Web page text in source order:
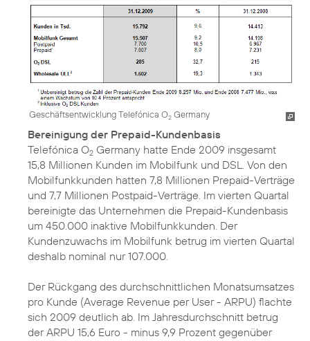
Geschäftsentwicklung Telefónica O2 Germany
Bereinigung der Prepaid-Kundenbasis
Telefónica O2 Germany hatte Ende 2009 insgesamt
15,8 Millionen Kunden im Mobilfunk und DSL. Von den
Mobilfunkkunden hatten 7,8 Millionen Prepaid-Verträge
und 7,7 Millionen Postpaid-Verträge. Im vierten Quartal
bereinigte das Unternehmen die Prepaid-Kundenbasis
um 450.000 inaktive Mobilfunkkunden. Der
Kundenzuwachs im Mobilfunk betrug im vierten Quartal
deshalb nominal nur 107.000.
Der Rückgang des durchschnittlichen Monatsumsatzes
pro Kunde (Average Revenue per User - ARPU) flachte
sich 2009 deutlich ab. Im Jahresdurchschnitt betrug
der ARPU 15,6 Euro - minus 9,9 Prozent gegenüber